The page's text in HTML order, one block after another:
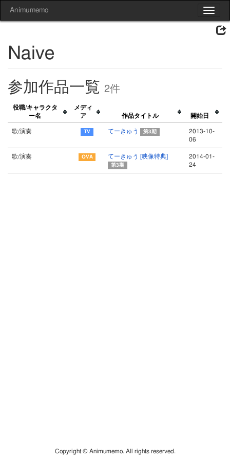
Toggle
Animumemo
Naive
参加作品一覧 2件
役職/キャラクタ
ー名
メディ
ア
作品タイトル 開始日
歌/演奏 てーきゅう 第3期
2013-10-
06
歌/演奏 てーきゅう [映像特典]
第3期
2014-01-
24
Copyright © Animumemo. All rights reserved.